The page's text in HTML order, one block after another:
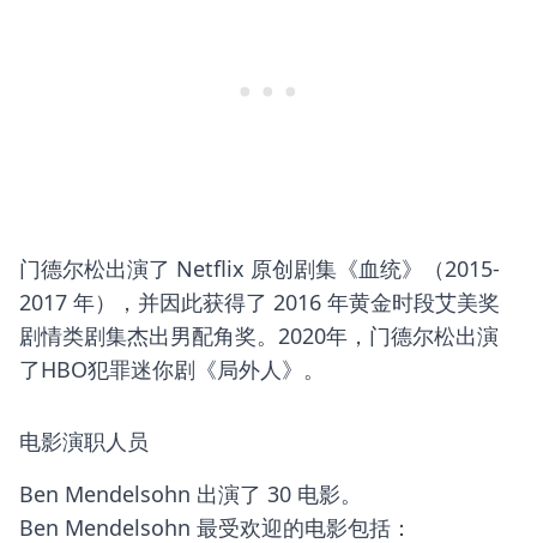
门德尔松出演了 Netflix 原创剧集《血统》（2015-
2017 年），并因此获得了 2016 年黄金时段艾美奖
剧情类剧集杰出男配角奖。2020年，门德尔松出演
了HBO犯罪迷你剧《局外人》。
电影演职人员
Ben Mendelsohn 出演了 30 电影。
Ben Mendelsohn 最受欢迎的电影包括：